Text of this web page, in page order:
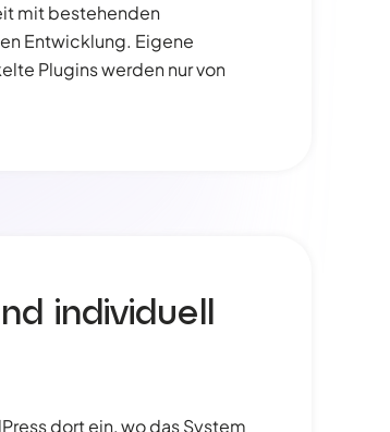
mit bestehenden
Entwicklung. Eigene
Plugins werden nur von
individuell
dort ein, wo das System